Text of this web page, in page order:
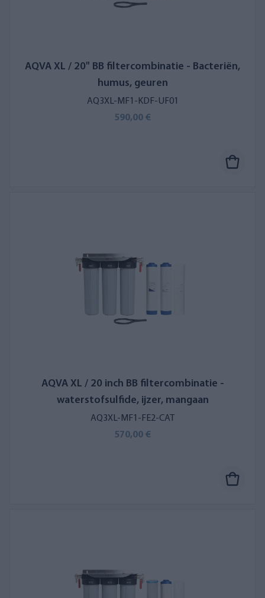
AQVA XL / 20" BB filtercombinatie - Bacteriën,
humus, geuren
AQ3XL-MF1-KDF-UF01
590,00 €
AQVA XL / 20 inch BB filtercombinatie -
waterstofsulfide, ijzer, mangaan
AQ3XL-MF1-FE2-CAT
570,00 €